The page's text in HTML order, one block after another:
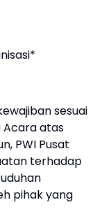
sesuai
Acara atas
PWI Pusat
terhadap
pihak yang